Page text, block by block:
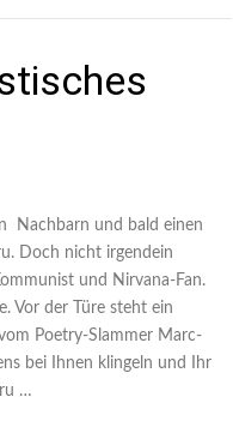
Nachbarn und bald einen
Doch nicht irgendein
und Nirvana-Fan.
Vor der Türe steht ein
Poetry-Slammer Marc-
bei Ihnen klingeln und Ihr
…